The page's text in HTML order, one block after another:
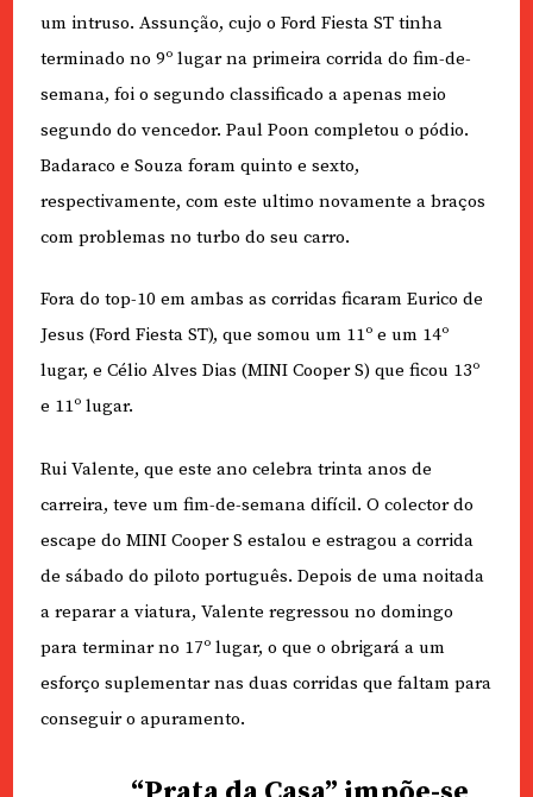
um intruso. Assunção, cujo o Ford Fiesta ST tinha
terminado no 9º lugar na primeira corrida do fim-de-
semana, foi o segundo classificado a apenas meio
segundo do vencedor. Paul Poon completou o pódio.
Badaraco e Souza foram quinto e sexto,
respectivamente, com este ultimo novamente a braços
com problemas no turbo do seu carro.
Fora do top-10 em ambas as corridas ficaram Eurico de
Jesus (Ford Fiesta ST), que somou um 11º e um 14º
lugar, e Célio Alves Dias (MINI Cooper S) que ficou 13º
e 11º lugar.
Rui Valente, que este ano celebra trinta anos de
carreira, teve um fim-de-semana difícil. O colector do
escape do MINI Cooper S estalou e estragou a corrida
de sábado do piloto português. Depois de uma noitada
a reparar a viatura, Valente regressou no domingo
para terminar no 17º lugar, o que o obrigará a um
esforço suplementar nas duas corridas que faltam para
conseguir o apuramento.